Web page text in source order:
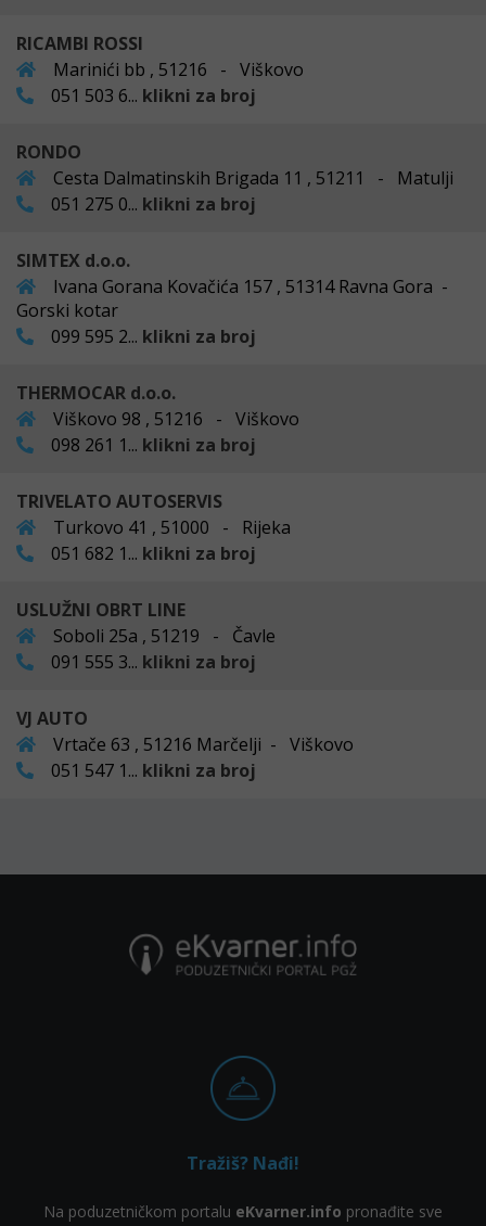
RICAMBI ROSSI
Marinići bb , 51216 - Viškovo
051 503 6... klikni za broj
RONDO
Cesta Dalmatinskih Brigada 11 , 51211 - Matulji
051 275 0... klikni za broj
SIMTEX d.o.o.
Ivana Gorana Kovačića 157 , 51314 Ravna Gora -
Gorski kotar
099 595 2... klikni za broj
THERMOCAR d.o.o.
Viškovo 98 , 51216 - Viškovo
098 261 1... klikni za broj
TRIVELATO AUTOSERVIS
Turkovo 41 , 51000 - Rijeka
051 682 1... klikni za broj
USLUŽNI OBRT LINE
Soboli 25a , 51219 - Čavle
091 555 3... klikni za broj
VJ AUTO
Vrtače 63 , 51216 Marčelji - Viškovo
051 547 1... klikni za broj
Tražiš? Nađi!
Na poduzetničkom portalu eKvarner.info pronađite sve